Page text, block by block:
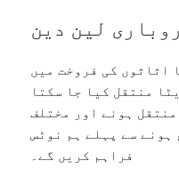
لین دین
اثاثوں کی فروخت میں
منتقل کیا جا سکتا
ہونے اور مختلف
ہونے سے پہلے ہم نوٹس
فراہم کریں گے۔